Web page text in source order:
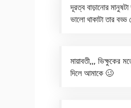
দূরত্ব বাড়ানোর
ভালো থাকাটা তার
মায়াবতী,,, ভিক্ষুকের
দিলে আমাকে 🥴